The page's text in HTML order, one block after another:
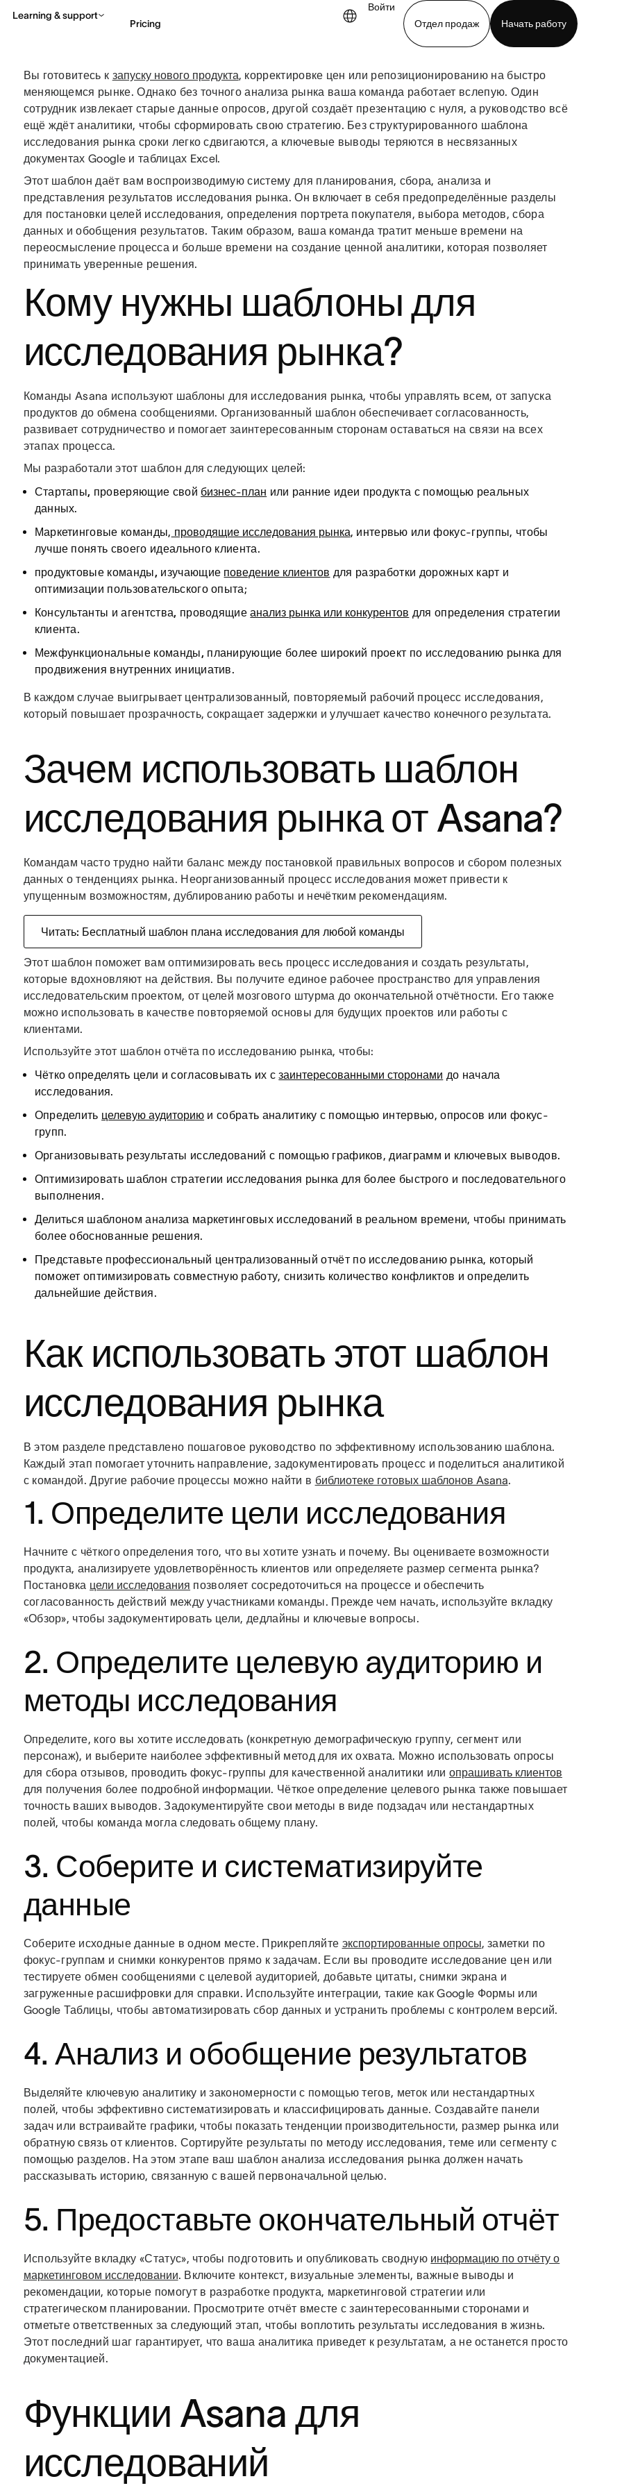
Learning & support
Pricing
Войти
Отдел продаж
Начать работу
Contact sales View demo Download app
Вы готовитесь к запуску нового продукта, корректировке цен или репозиционированию на быстро
меняющемся рынке. Однако без точного анализа рынка ваша команда работает вслепую. Один
сотрудник извлекает старые данные опросов, другой создаёт презентацию с нуля, а руководство всё
ещё ждёт аналитики, чтобы сформировать свою стратегию. Без структурированного шаблона
исследования рынка сроки легко сдвигаются, а ключевые выводы теряются в несвязанных
документах Google и таблицах Excel.
Этот шаблон даёт вам воспроизводимую систему для планирования, сбора, анализа и
представления результатов исследования рынка. Он включает в себя предопределённые разделы
для постановки целей исследования, определения портрета покупателя, выбора методов, сбора
данных и обобщения результатов. Таким образом, ваша команда тратит меньше времени на
переосмысление процесса и больше времени на создание ценной аналитики, которая позволяет
принимать уверенные решения.
Кому нужны шаблоны для
исследования рынка?
Команды Asana используют шаблоны для исследования рынка, чтобы управлять всем, от запуска
продуктов до обмена сообщениями. Организованный шаблон обеспечивает согласованность,
развивает сотрудничество и помогает заинтересованным сторонам оставаться на связи на всех
этапах процесса.
Мы разработали этот шаблон для следующих целей:
Стартапы, проверяющие свой бизнес-план или ранние идеи продукта с помощью реальных
данных.
Маркетинговые команды, проводящие исследования рынка, интервью или фокус-группы, чтобы
лучше понять своего идеального клиента.
продуктовые команды, изучающие поведение клиентов для разработки дорожных карт и
оптимизации пользовательского опыта;
Консультанты и агентства, проводящиеанализ рынка или конкурентов для определения стратегии
клиента.
Межфункциональные команды, планирующие более широкий проект по исследованию рынка для
продвижения внутренних инициатив.
В каждом случае выигрывает централизованный, повторяемый рабочий процесс исследования,
который повышает прозрачность, сокращает задержки и улучшает качество конечного результата.
Зачем использовать шаблон
исследования рынка от Asana?
Командам часто трудно найти баланс между постановкой правильных вопросов и сбором полезных
данных о тенденциях рынка. Неорганизованный процесс исследования может привести к
упущенным возможностям, дублированию работы и нечётким рекомендациям.
Читать: Бесплатный шаблон плана исследования для любой команды
Этот шаблон поможет вам оптимизировать весь процесс исследования и создать результаты,
которые вдохновляют на действия. Вы получите единое рабочее пространство для управления
исследовательским проектом, от целей мозгового штурма до окончательной отчётности. Его также
можно использовать в качестве повторяемой основы для будущих проектов или работы с
клиентами.
Используйте этот шаблон отчёта по исследованию рынка, чтобы:
Чётко определять цели и согласовывать их сзаинтересованными сторонами до начала
исследования.
Определить целевую аудиторию и собрать аналитику с помощью интервью, опросов или фокус-
групп.
Организовывать результаты исследований с помощью графиков, диаграмм и ключевых выводов.
Оптимизировать шаблон стратегии исследования рынка для более быстрого и последовательного
выполнения.
Делиться шаблоном анализа маркетинговых исследований в реальном времени, чтобы принимать
более обоснованные решения.
Представьте профессиональный централизованный отчёт по исследованию рынка, который
поможет оптимизировать совместную работу, снизить количество конфликтов и определить
дальнейшие действия.
Как использовать этот шаблон
исследования рынка
В этом разделе представлено пошаговое руководство по эффективному использованию шаблона.
Каждый этап помогает уточнить направление, задокументировать процесс и поделиться аналитикой
с командой. Другие рабочие процессы можно найти в библиотеке готовых шаблонов Asana.
1. Определите цели исследования
Начните с чёткого определения того, что вы хотите узнать и почему. Вы оцениваете возможности
продукта, анализируете удовлетворённость клиентов или определяете размер сегмента рынка?
Постановка цели исследования позволяет сосредоточиться на процессе и обеспечить
согласованность действий между участниками команды. Прежде чем начать, используйте вкладку
«Обзор», чтобы задокументировать цели, дедлайны и ключевые вопросы.
2. Определите целевую аудиторию и
методы исследования
Определите, кого вы хотите исследовать (конкретную демографическую группу, сегмент или
персонаж), и выберите наиболее эффективный метод для их охвата. Можно использовать опросы
для сбора отзывов, проводить фокус-группы для качественной аналитики или опрашивать клиентов
для получения более подробной информации. Чёткое определение целевого рынка также повышает
точность ваших выводов. Задокументируйте свои методы в виде подзадач или нестандартных
полей, чтобы команда могла следовать общему плану.
3. Соберите и систематизируйте
данные
Соберите исходные данные в одном месте. Прикрепляйте экспортированные опросы, заметки по
фокус-группам и снимки конкурентов прямо к задачам. Если вы проводите исследование цен или
тестируете обмен сообщениями с целевой аудиторией, добавьте цитаты, снимки экрана и
загруженные расшифровки для справки. Используйте интеграции, такие как Google Формы или
Google Таблицы, чтобы автоматизировать сбор данных и устранить проблемы с контролем версий.
4. Анализ и обобщение результатов
Выделяйте ключевую аналитику и закономерности с помощью тегов, меток или нестандартных
полей, чтобы эффективно систематизировать и классифицировать данные. Создавайте панели
задач или встраивайте графики, чтобы показать тенденции производительности, размер рынка или
обратную связь от клиентов. Сортируйте результаты по методу исследования, теме или сегменту с
помощью разделов. На этом этапе ваш шаблон анализа исследования рынка должен начать
рассказывать историю, связанную с вашей первоначальной целью.
5. Предоставьте окончательный отчёт
Используйте вкладку «Статус», чтобы подготовить и опубликовать сводную информацию по отчёту о
маркетинговом исследовании. Включите контекст, визуальные элементы, важные выводы и
рекомендации, которые помогут в разработке продукта, маркетинговой стратегии или
стратегическом планировании. Просмотрите отчёт вместе с заинтересованными сторонами и
отметьте ответственных за следующий этап, чтобы воплотить результаты исследования в жизнь.
Этот последний шаг гарантирует, что ваша аналитика приведет к результатам, а не останется просто
документацией.
Функции Asana для
исследований